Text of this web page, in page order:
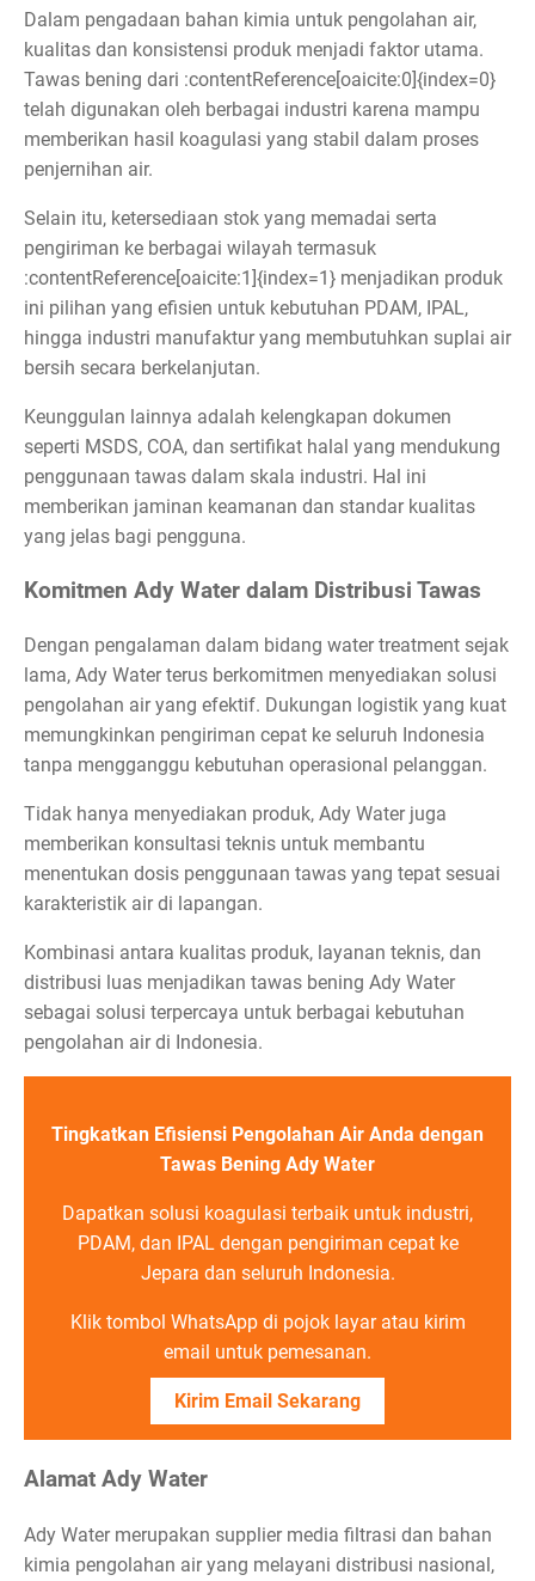
Dalam pengadaan bahan kimia untuk pengolahan air,
kualitas dan konsistensi produk menjadi faktor utama.
Tawas bening dari :contentReference[oaicite:0]{index=0}
telah digunakan oleh berbagai industri karena mampu
memberikan hasil koagulasi yang stabil dalam proses
penjernihan air.
Selain itu, ketersediaan stok yang memadai serta
pengiriman ke berbagai wilayah termasuk
:contentReference[oaicite:1]{index=1} menjadikan produk
ini pilihan yang efisien untuk kebutuhan PDAM, IPAL,
hingga industri manufaktur yang membutuhkan suplai air
bersih secara berkelanjutan.
Keunggulan lainnya adalah kelengkapan dokumen
seperti MSDS, COA, dan sertifikat halal yang mendukung
penggunaan tawas dalam skala industri. Hal ini
memberikan jaminan keamanan dan standar kualitas
yang jelas bagi pengguna.
Komitmen Ady Water dalam Distribusi Tawas
Dengan pengalaman dalam bidang water treatment sejak
lama, Ady Water terus berkomitmen menyediakan solusi
pengolahan air yang efektif. Dukungan logistik yang kuat
memungkinkan pengiriman cepat ke seluruh Indonesia
tanpa mengganggu kebutuhan operasional pelanggan.
Tidak hanya menyediakan produk, Ady Water juga
memberikan konsultasi teknis untuk membantu
menentukan dosis penggunaan tawas yang tepat sesuai
karakteristik air di lapangan.
Kombinasi antara kualitas produk, layanan teknis, dan
distribusi luas menjadikan tawas bening Ady Water
sebagai solusi terpercaya untuk berbagai kebutuhan
pengolahan air di Indonesia.
Tingkatkan Efisiensi Pengolahan Air Anda dengan
Tawas Bening Ady Water
Dapatkan solusi koagulasi terbaik untuk industri,
PDAM, dan IPAL dengan pengiriman cepat ke
Jepara dan seluruh Indonesia.
Klik tombol WhatsApp di pojok layar atau kirim
email untuk pemesanan.
Kirim Email Sekarang
Alamat Ady Water
Ady Water merupakan supplier media filtrasi dan bahan
kimia pengolahan air yang melayani distribusi nasional,